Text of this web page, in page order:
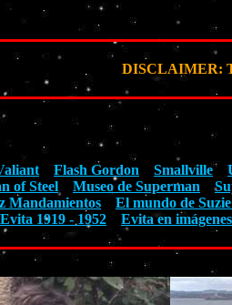
DISCLAIMER:
Flash Gordon Smallville
of Steel Museo de Superman
Mandamientos El mundo de
Evita 1919 - 1952 Evita en imágenes